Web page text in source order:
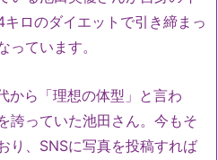
ロのダイエットで引き締まっ
っています。
から「理想の体型」と言わ
誇っていた池田さん。今もそ
り、SNSに写真を投稿すれば